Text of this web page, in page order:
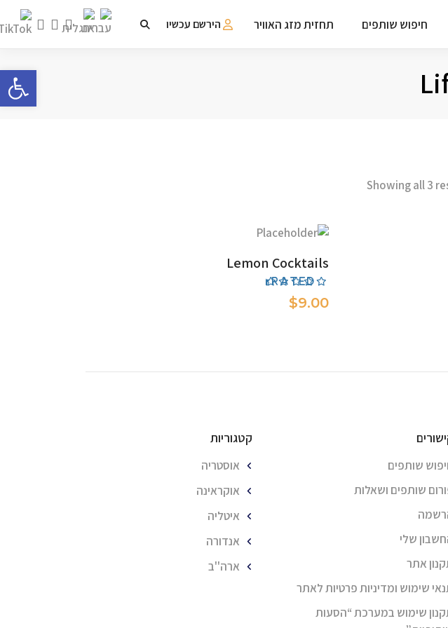
חיפוש שותפים תחזית מזג האוויר הירשם עכשיו
Showing all 3
Lemon Cocktails
Rated
out
of 5
$9.00
קטגוריות
אוסטריה
אוקראינה
איטליה
אנדורה
ארה''ב
שותפים
שותפים ושאלות
שלי
אתר
שימוש ומדיניות פרטיות לאתר
שימוש במערכת “הסעות